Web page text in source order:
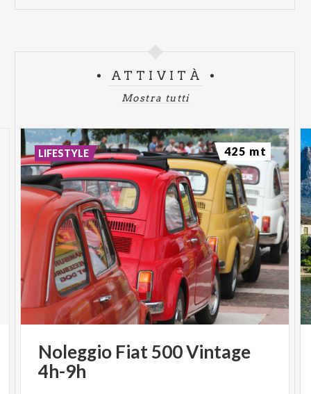
ATTIVITÀ
Mostra tutti
Noleggio Fiat500Vintage
4h-9h
LIFESTYLE 425 mt